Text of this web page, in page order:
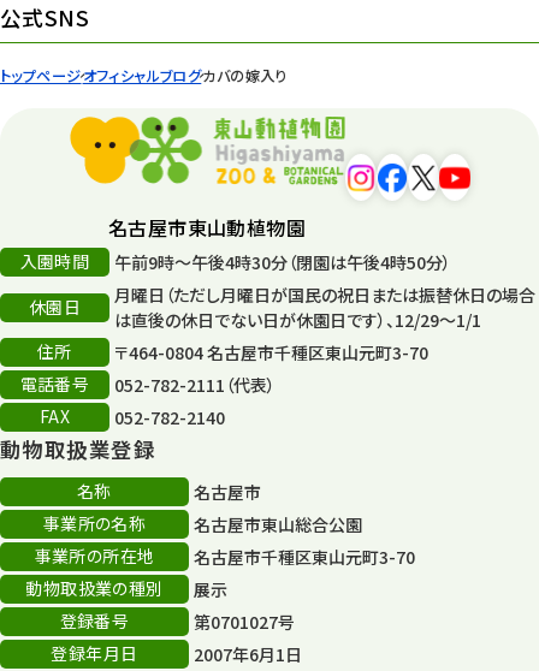
トップページオフィシャルブログカバの嫁入り
遊園地 6
平和公園
再生
再生フォーラム 14
80周年
その他
その他イベント
スカイタワー
年末年始のイベント
秋まつり
公式SNS
名古屋市東山動植物園
入園時間
午前9時～午後4時30分（閉園は午後4時50分）
休園日
月曜日（ただし月曜日が国民の祝日または振替休日の場合
は直後の休日でない日が休園日です）、12/29～1/1
住所
〒464-0804 名古屋市千種区東山元町3-70
電話番号
052-782-2111（代表）
FAX
052-782-2140
動物取扱業登録
名称
名古屋市
事業所の名称
名古屋市東山総合公園
事業所の所在地
名古屋市千種区東山元町3-70
動物取扱業の種別
展示
登録番号
第0701027号
登録年月日
2007年6月1日